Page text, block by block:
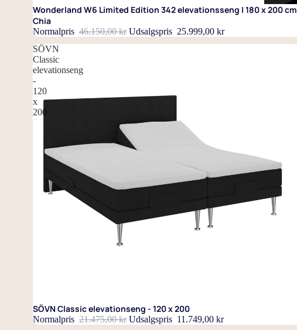
Wonderland W6 Limited Edition 342 elevationsseng | 180 x 200 cm
Chia
Normalpris 46.150,00 kr Udsalgspris 25.999,00 kr
SÖVN
Classic
elevationseng
-
120
x
200
SÖVN Classic elevationseng - 120 x 200
Normalpris 21.475,00 kr Udsalgspris 11.749,00 kr